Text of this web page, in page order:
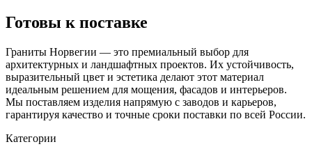
Готовы к поставке
Граниты Норвегии — это премиальный выбор для
архитектурных и ландшафтных проектов. Их устойчивость,
выразительный цвет и эстетика делают этот материал
идеальным решением для мощения, фасадов и интерьеров.
Мы поставляем изделия напрямую с заводов и карьеров,
гарантируя качество и точные сроки поставки по всей России.
Категории